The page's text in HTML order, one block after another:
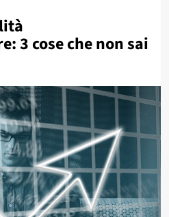
3 cose che non sai